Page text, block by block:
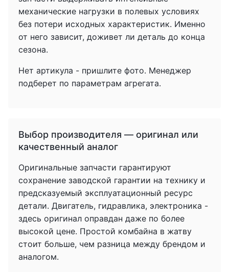
механические нагрузки в полевых условиях
без потери исходных характеристик. Именно
от него зависит, доживет ли деталь до конца
сезона.
Нет артикула - пришлите фото. Менеджер
подберет по параметрам агрегата.
Выбор производителя — оригинал или
качественный аналог
Оригинальные запчасти гарантируют
сохранение заводской гарантии на технику и
предсказуемый эксплуатационный ресурс
детали. Двигатель, гидравлика, электроника -
здесь оригинал оправдан даже по более
высокой цене. Простой комбайна в жатву
стоит больше, чем разница между брендом и
аналогом.